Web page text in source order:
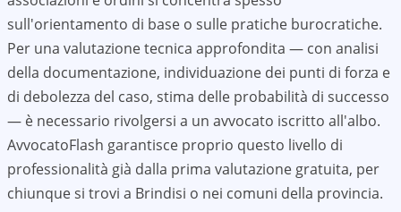
sull'orientamento di base o sulle pratiche burocratiche.
Per una valutazione tecnica approfondita — con analisi
della documentazione, individuazione dei punti di forza e
di debolezza del caso, stima delle probabilità di successo
— è necessario rivolgersi a un avvocato iscritto all'albo.
AvvocatoFlash garantisce proprio questo livello di
professionalità già dalla prima valutazione gratuita, per
chiunque si trovi a Brindisi o nei comuni della provincia.